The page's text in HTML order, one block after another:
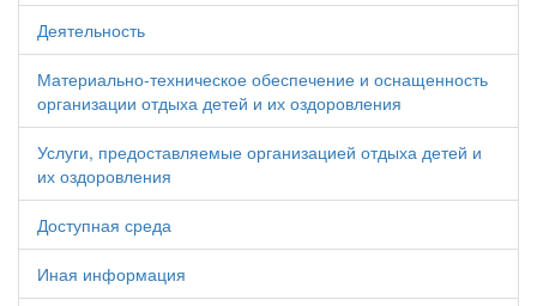
Деятельность
Материально-техническое обеспечение и оснащенность
организации отдыха детей и их оздоровления
Услуги, предоставляемые организацией отдыха детей и
их оздоровления
Доступная среда
Иная информация